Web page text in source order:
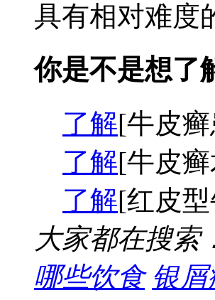
具有相对难度
你是不是想了
了解[牛皮
了解[牛皮
了解[红皮
大家都在搜索
哪些饮食 银